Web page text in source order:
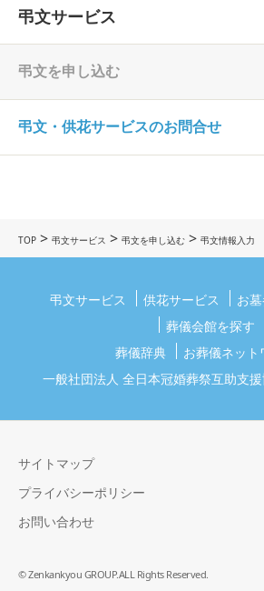
弔文サービス
弔文を申し込む
弔文・供花サービスのお問合せ
TOP > 弔文サービス > 弔文を申し込む > 弔文情報入力
弔文サービス 供花サービス
お
葬儀会館を探す
葬儀辞典
お葬儀ネット
一般社団法人 全日本冠婚葬祭互助支援
サイトマップ
プライバシーポリシー
お問い合わせ
© Zenkankyou GROUP.ALL Rights Reserved.